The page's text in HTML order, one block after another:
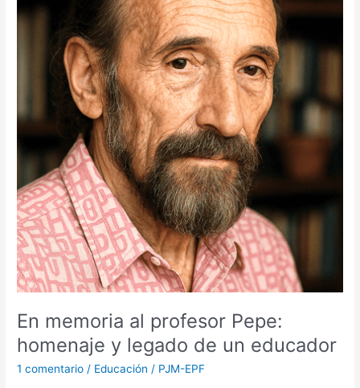
En memoria al profesor Pepe:
homenaje y legado de un educador
1 comentario / Educación / PJM-EPF
homenaje
educador